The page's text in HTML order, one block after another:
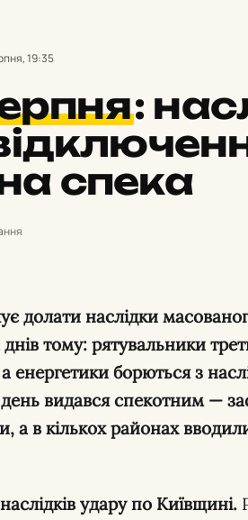
19:35
:
спека
долати наслідки
днів тому: рятувальники
борються з
день видався спекотним —
а в кількох районах
удару по Київщині.